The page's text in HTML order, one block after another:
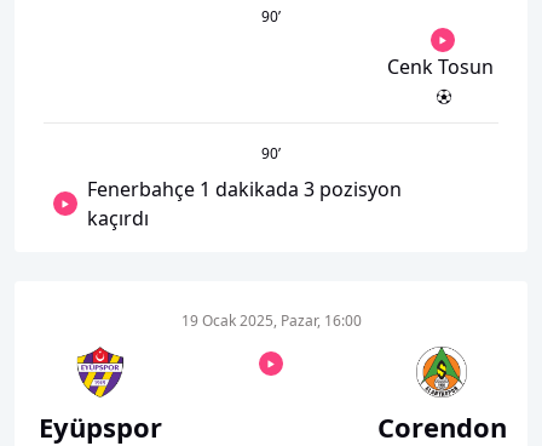
90’
Cenk Tosun
90’
Fenerbahçe 1 dakikada 3 pozisyon
kaçırdı
Eyüpspor
19 Ocak 2025, Pazar, 16:00
Corendon